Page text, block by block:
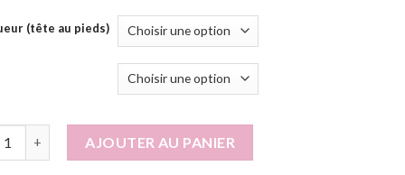
(tête au pieds)
AJOUTER AU PANIER